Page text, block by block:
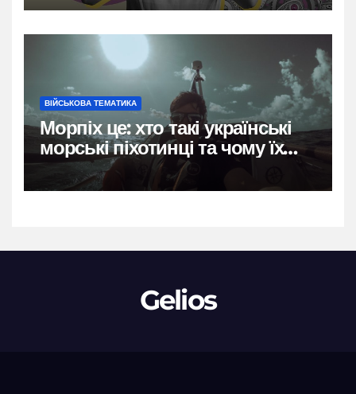
ВІЙСЬКОВА ТЕМАТИКА
Морпіх це: хто такі українські
морські піхотинці та чому їх
називають воїнами трьох
стихій
Gelios